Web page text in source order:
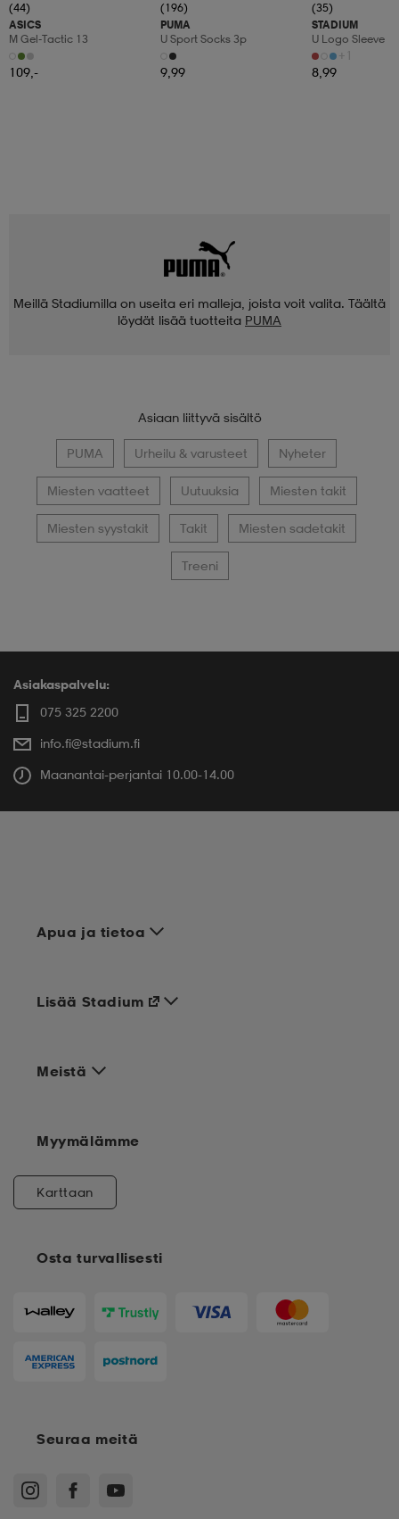
(44)
ASICS
M Gel-Tactic 13
109,-
(196)
PUMA
U Sport Socks 3p
9,99
(35)
STADIUM
U Logo Sleeve
+1
8,99
Meillä Stadiumilla on useita eri malleja, joista voit valita. Täältä
löydät lisää tuotteita PUMA
Asiaan liittyvä sisältö
PUMA Urheilu & varusteet Nyheter
Miesten vaatteet Uutuuksia Miesten takit
Miesten syystakit Takit Miesten sadetakit
Treeni
Asiakaspalvelu:
075 325 2200
info.fi@stadium.fi
Maanantai-perjantai 10.00-14.00
Apua ja tietoa
Meistä
Osta turvallisesti
Lisää Stadium
Myymälämme
Karttaan
Seuraa meitä